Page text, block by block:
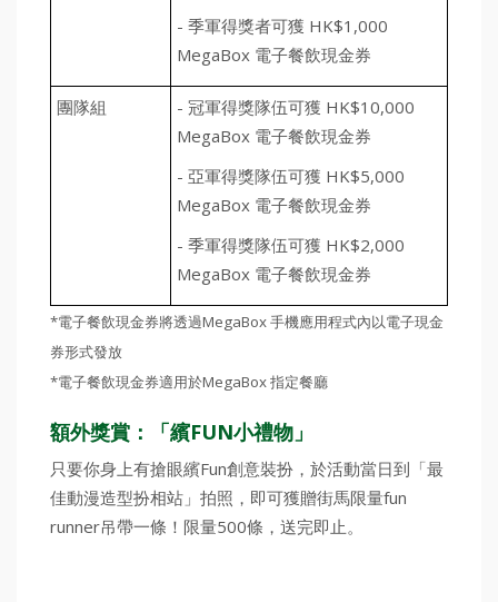
- 季軍得獎者可獲 HK$1,000
MegaBox 電子餐飲現金券
團隊組
- 冠軍得獎隊伍可獲 HK$10,000
MegaBox 電子餐飲現金券
- 亞軍得獎隊伍可獲 HK$5,000
MegaBox 電子餐飲現金券
- 季軍得獎隊伍可獲 HK$2,000
MegaBox 電子餐飲現金券
*電子餐飲現金券將透過MegaBox 手機應用程式內以電子現金
券形式發放
*電子餐飲現金券適用於MegaBox 指定餐廳
額外獎賞：「繽FUN小禮物」
只要你身上有搶眼繽Fun創意裝扮，於活動當日到「最
佳動漫造型扮相站」拍照，即可獲贈街馬限量fun
runner吊帶一條！限量500條，送完即止。